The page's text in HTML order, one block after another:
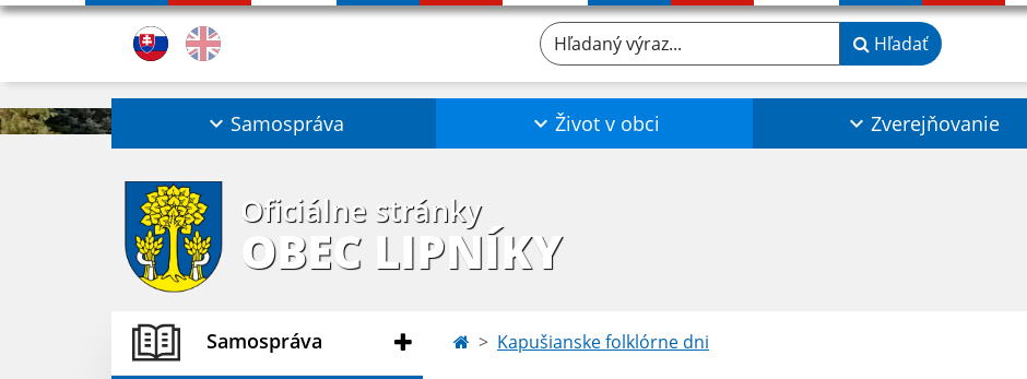
Hľadaný výraz... Hľadať
Samospráva Život v obci Zverejňovanie
Oficiálne stránky
OBEC LIPNÍKY
Samospráva Kapušianske folklórne dni